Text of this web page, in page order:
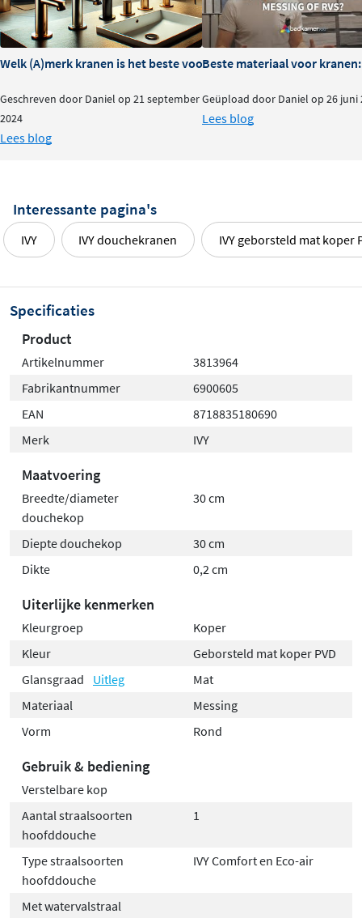
Welk (A)merk kranen is het beste voor je badkamer?
Geschreven door Daniel op 21 september
2024
Lees blog
Beste materiaal voor kranen:
Geüpload door Daniel op 26 juni
Lees blog
Interessante pagina's
IVY IVY douchekranen IVY geborsteld mat koper
Specificaties
Product
Artikelnummer
3813964
Fabrikantnummer
6900605
EAN
8718835180690
Merk
IVY
Maatvoering
Breedte/diameter
douchekop
30 cm
Diepte douchekop
30 cm
Dikte
0,2 cm
Uiterlijke kenmerken
Kleurgroep
Koper
Kleur
Geborsteld mat koper PVD
Glansgraad
Uitleg
Mat
Materiaal
Messing
Vorm
Rond
Gebruik & bediening
Verstelbare kop
Aantal straalsoorten
hoofddouche
1
Type straalsoorten
hoofddouche
IVY Comfort en Eco-air
Met watervalstraal